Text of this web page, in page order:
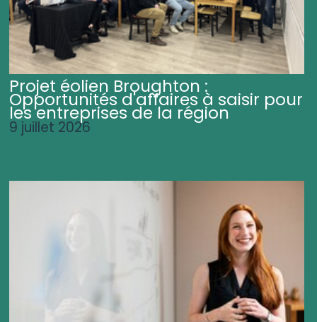
Projet éolien Broughton :
Opportunités d'affaires à saisir pour
les entreprises de la région
9 juillet 2026